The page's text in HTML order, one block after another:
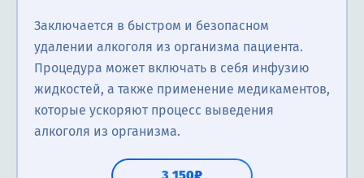
Заключается в быстром и безопасном
удалении алкоголя из организма пациента.
Процедура может включать в себя инфузию
жидкостей, а также применение медикаментов,
которые ускоряют процесс выведения
алкоголя из организма.